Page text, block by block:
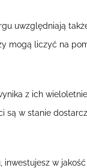
uwzględniają
liczyć na
z ich
w stanie
w